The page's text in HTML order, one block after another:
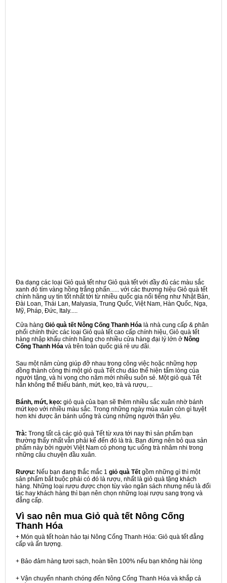
Đa dạng các loại Giỏ quà tết như Giỏ quà tết với đầy đủ các màu sắc
xanh đỏ tím vàng hồng trắng phấn...... với các thương hiệu Giỏ quà tết
chính hãng uy tín tốt nhất tới từ nhiều quốc gia nổi tiếng như Nhật Bản,
Đài Loan, Thái Lan, Malyasia, Trung Quốc, Việt Nam, Hàn Quốc, Nga,
Mỹ, Pháp, Đức, Italy.....
Cửa hàng Giỏ quà tết Nông Cống Thanh Hóa là nhà cung cấp & phân
phối chính thức các loại Giỏ quà tết cao cấp chính hiệu, Giỏ quà tết
hàng nhập khẩu chính hãng cho nhiều cửa hàng đại lý lớn ở Nông
Cống Thanh Hóa và trên toàn quốc giá rẻ ưu đãi.
Sau một năm cùng giúp đỡ nhau trong công việc hoặc những hợp
đồng thành công thì một giỏ quà Tết chu đáo thể hiện tấm lòng của
người tặng, và hi vọng cho năm mới nhiều suôn sẻ. Một giỏ quà Tết
hẳn không thể thiếu bánh, mứt, kẹo, trà và rượu,...
Bánh, mứt, kẹo: giỏ quà của bạn sẽ thêm nhiều sắc xuân nhờ bánh
mứt kẹo với nhiều màu sắc. Trong những ngày mùa xuân còn gì tuyệt
hơn khi được ăn bánh uống trà cùng những người thân yêu.
Trà: Trong tất cả các giỏ quà Tết từ xưa tới nay thì sản phẩm bạn
thường thấy nhất vẫn phải kể đến đó là trà. Bạn đừng nên bỏ qua sản
phẩm này bởi người Việt Nam có phong tục uống trà nhâm nhi trong
những câu chuyện đầu xuân.
Rượu: Nếu bạn đang thắc mắc 1 giỏ quà Tết gồm những gì thì một
sản phẩm bắt buộc phải có đó là rượu, nhất là giỏ quà tặng khách
hàng. Những loại rượu được chọn tùy vào ngân sách nhưng nếu là đối
tác hay khách hàng thì bạn nên chọn những loại rượu sang trọng và
đẳng cấp.
Vì sao nên mua Giỏ quà tết Nông Cống
Thanh Hóa
+ Món quà tết hoàn hảo tại Nông Cống Thanh Hóa: Giỏ quà tết đẳng
cấp và ấn tượng.
+ Bảo đảm hàng tươi sạch, hoàn tiền 100% nếu bạn không hài lòng
+ Vận chuyển nhanh chóng đến Nông Cống Thanh Hóa và khắp cả